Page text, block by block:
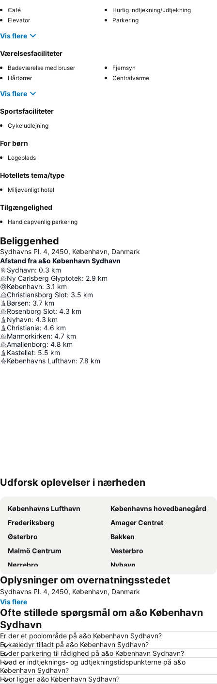
Café
Hurtig indtjekning/udtjekning
Elevator
Parkering
Vis flere
Værelsesfaciliteter
Badeværelse med bruser
Fjernsyn
Hårtørrer
Centralvarme
Vis flere
Sportsfaciliteter
Cykeludlejning
For børn
Legeplads
Hotellets tema/type
Miljøvenligt hotel
Tilgængelighed
Handicapvenlig parkering
Beliggenhed
Sydhavns Pl. 4, 2450, København, Danmark
Afstand fra a&o København Sydhavn
Sydhavn: 0.3 km
Ny Carlsberg Glyptotek: 2.9 km
København: 3.1 km
Christiansborg Slot: 3.5 km
Børsen: 3.7 km
Rosenborg Slot: 4.3 km
Nyhavn: 4.3 km
Christiania: 4.6 km
Marmorkirken: 4.7 km
Amalienborg: 4.8 km
Kastellet: 5.5 km
Københavns Lufthavn: 7.8 km
Udvid kort
Udforsk oplevelser i nærheden
Københavns Lufthavn
Københavns hovedbanegård
Frederiksberg
Amager Centret
Østerbro
Bakken
Malmö Centrum
Vesterbro
Nørrebro
Nyhavn
Tivoli
Valbyparken
Ørestad
Parken Stadium
Rådhuspladsen
Fisketorvet
Bella Center
Marienlyst
Operaen
Christianshavn
Roskilde Festival
Nørreport station
Malmö Centralstation
Indre By
Hornbæk Vest
Oplysninger om overnatningsstedet
Sydhavns Pl. 4, 2450, København, Danmark
Vis flere
Ofte stillede spørgsmål om a&o København
Sydhavn
Er der et poolområde på a&o København Sydhavn?
Er kæledyr tilladt på a&o København Sydhavn?
Er der parkering til rådighed på a&o København Sydhavn?
Hvad er indtjeknings- og udtjekningstidspunkterne på a&o
København Sydhavn?
Hvor ligger a&o København Sydhavn?